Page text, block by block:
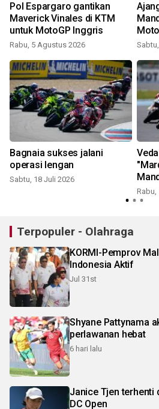
Pol Espargaro gantikan
Maverick Vinales di KTM
untuk MotoGP Inggris
Rabu, 5 Agustus 2026
Bagnaia sukses jalani
operasi lengan
Sabtu, 18 Juli 2026
Rabu,
Terpopuler - Olahraga
KORMI-Pemprov
Indonesia Aktif
Jul 31st
Shyane Pattynama
perlawanan hebat
6 hari lalu
Janice Tjen terhenti
DC Open